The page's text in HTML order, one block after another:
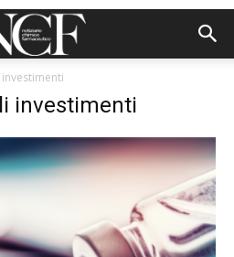
investimenti